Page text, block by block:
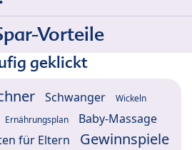
Vorteile
geklickt
Schwanger Wickeln
Ernährungsplan Baby-Massage
für Eltern
Gewinnspiele